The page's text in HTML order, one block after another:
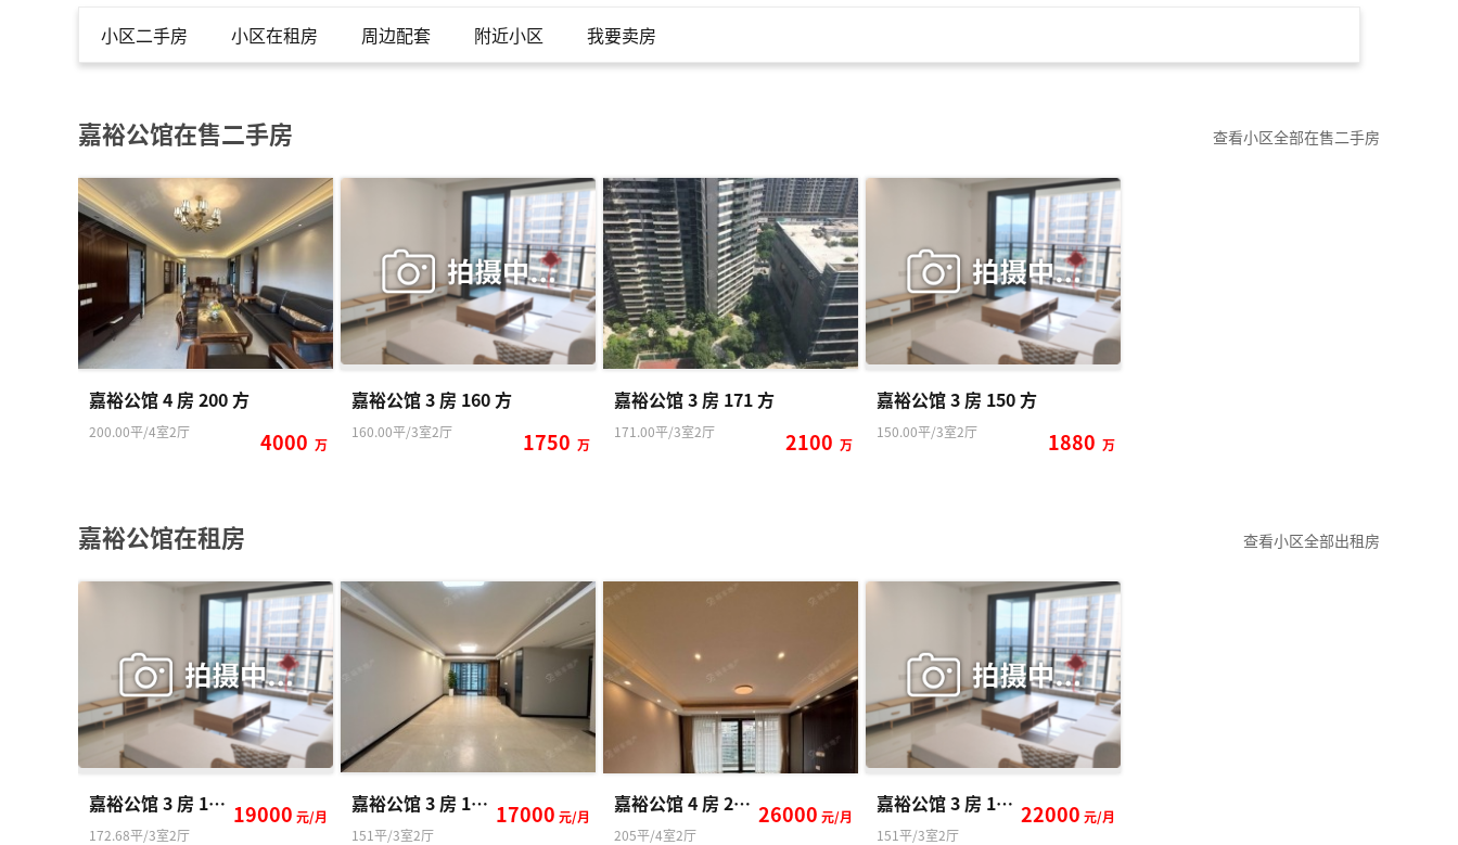
Message: Undefi
ned index: shou
Filename: xiaoq
u/detail.php
Backtrace:
File: /var/www/
html/applicati
on/views/xiaoq
u/detail.php
Line: 175
Function: _erro
r_handler
html/applicati
on/controllers/
html/web/inde
Line: 482
Function: requ
ire_once
小区二手房 小区在租房 周边配套 附近小区 我要卖房
嘉裕公馆在售二手房 查看小区全部在售二手房
嘉裕公馆 4 房 200 方
200.00平/4室2厅 4000 万
嘉裕公馆 3 房 160 方
160.00平/3室2厅 1750 万
嘉裕公馆 3 房 171 方
171.00平/3室2厅 2100 万
嘉裕公馆 3 房 150 方
150.00平/3室2厅 1880 万
嘉裕公馆在租房 查看小区全部出租房
嘉裕公馆 3 房 172.68 方
172.68平/3室2厅
19000 元/月
嘉裕公馆 3 房 151 方
151平/3室2厅
17000 元/月
嘉裕公馆 4 房 205 方
205平/4室2厅
26000 元/月
嘉裕公馆 3 房 151 方
151平/3室2厅
22000 元/月